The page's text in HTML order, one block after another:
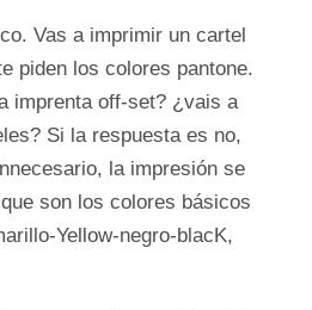
Vas a imprimir un cartel
piden los colores pantone.
imprenta off-set? ¿vais a
Si la respuesta es no,
la impresión se
son los colores básicos
Yellow-negro-blacK,